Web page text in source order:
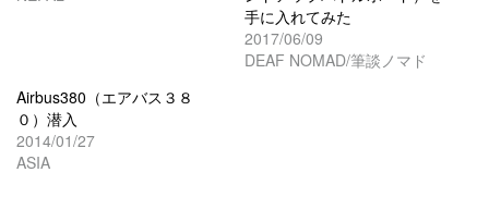
手に入れてみた
2017/06/09
DEAF NOMAD/筆談ノマド
Airbus380（エアバス３８
０）潜入
2014/01/27
ASIA